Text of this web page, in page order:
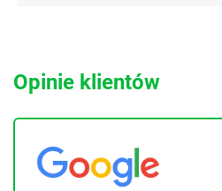
Opinie klientów